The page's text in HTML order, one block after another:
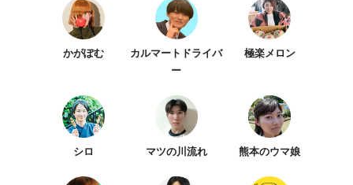
かがぽむ
カルマートドライバ
ー
極楽メロン
シロ マツの川流れ 熊本のウマ娘